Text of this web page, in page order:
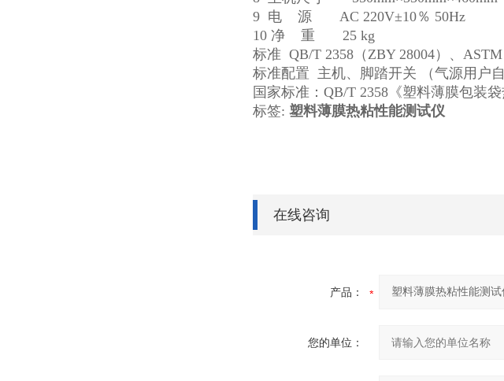
9 电 源 AC 220V±10％ 50Hz
10 净 重 25 kg
标准 QB/T 2358（ZBY 28004）、
标准配置 主机、脚踏开关 （气源用户
国家标准：QB/T 2358《塑料薄膜包装袋
标签: 塑料薄膜热粘性能测试仪
在线咨询
产品：
您的单位：